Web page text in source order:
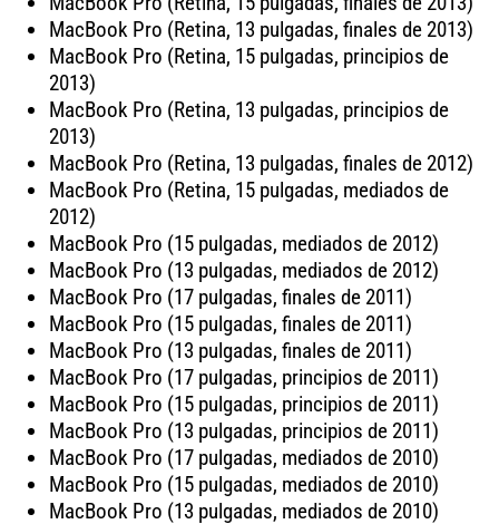
MacBook Pro (Retina, 13 pulgadas, finales de 2013)
MacBook Pro (Retina, 15 pulgadas, principios de
2013)
MacBook Pro (Retina, 13 pulgadas, principios de
2013)
MacBook Pro (Retina, 13 pulgadas, finales de 2012)
MacBook Pro (Retina, 15 pulgadas, mediados de
2012)
MacBook Pro (15 pulgadas, mediados de 2012)
MacBook Pro (13 pulgadas, mediados de 2012)
MacBook Pro (17 pulgadas, finales de 2011)
MacBook Pro (15 pulgadas, finales de 2011)
MacBook Pro (13 pulgadas, finales de 2011)
MacBook Pro (17 pulgadas, principios de 2011)
MacBook Pro (15 pulgadas, principios de 2011)
MacBook Pro (13 pulgadas, principios de 2011)
MacBook Pro (17 pulgadas, mediados de 2010)
MacBook Pro (15 pulgadas, mediados de 2010)
MacBook Pro (13 pulgadas, mediados de 2010)